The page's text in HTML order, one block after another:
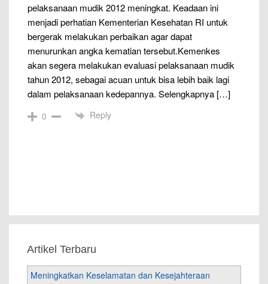
pelaksanaan mudik 2012 meningkat. Keadaan ini
menjadi perhatian Kementerian Kesehatan RI untuk
bergerak melakukan perbaikan agar dapat
menurunkan angka kematian tersebut.Kemenkes
akan segera melakukan evaluasi pelaksanaan mudik
tahun 2012, sebagai acuan untuk bisa lebih baik lagi
dalam pelaksanaan kedepannya. Selengkapnya […]
0 Reply
Artikel Terbaru
Meningkatkan Keselamatan dan Kesejahteraan